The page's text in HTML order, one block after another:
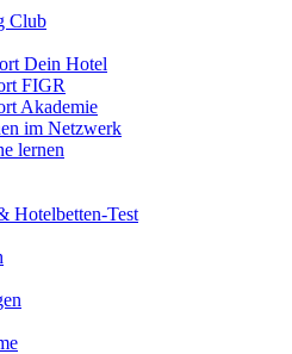
Club
Dein Hotel
FIGR
Akademie
im Netzwerk
lernen
Hotelbetten-Test